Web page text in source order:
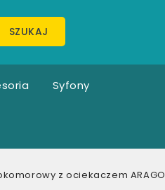
SZUKAJ
Syfony
z ociekaczem